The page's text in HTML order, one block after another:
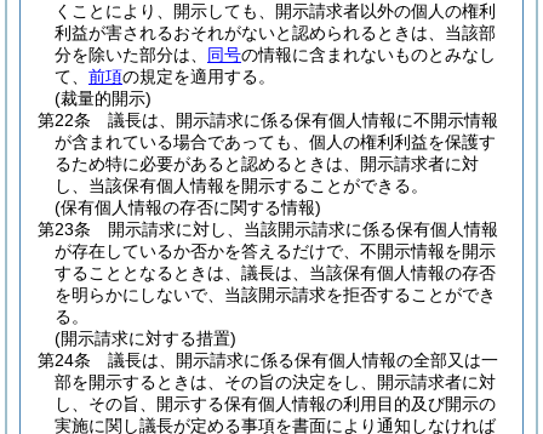
くことにより、開示しても、開示請求者以外の個人の権利
利益が害されるおそれがないと認められるときは、当該部
分を除いた部分は、 同号の情報に含まれないものとみなし
て、 前項の規定を適用する。
(裁量的開示)
第22条
議長は、開示請求に係る保有個人情報に不開示情報
が含まれている場合であっても、個人の権利利益を保護す
るため特に必要があると認めるときは、開示請求者に対
し、当該保有個人情報を開示することができる。
(保有個人情報の存否に関する情報)
第23条
開示請求に対し、当該開示請求に係る保有個人情報
が存在しているか否かを答えるだけで、不開示情報を開示
することとなるときは、議長は、当該保有個人情報の存否
を明らかにしないで、当該開示請求を拒否することができ
る。
(開示請求に対する措置)
第24条
議長は、開示請求に係る保有個人情報の全部又は一
部を開示するときは、その旨の決定をし、開示請求者に対
し、その旨、開示する保有個人情報の利用目的及び開示の
実施に関し議長が定める事項を書面により通知しなければ